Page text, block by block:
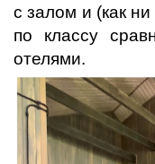
с залом и (как
по классу
отелями.